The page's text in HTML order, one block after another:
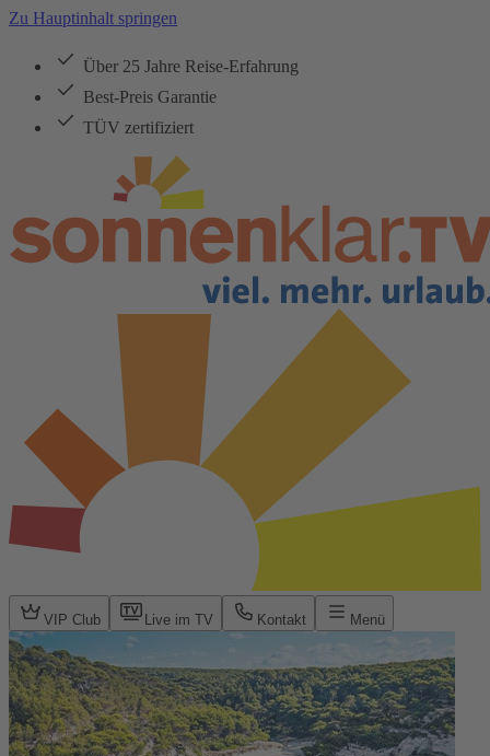
Zu Hauptinhalt springen
Über 25 Jahre Reise-Erfahrung
Best-Preis Garantie
TÜV zertifiziert
VIP Club Live im TV Kontakt Menü